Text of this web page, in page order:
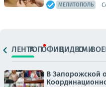
МЕЛИТОПОЛЬ
ЛЕНТАТОПОФИЦ.ВИДЕОСМИ
В Запорожской